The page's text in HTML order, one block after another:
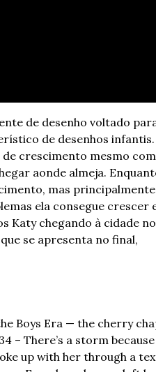
de desenho voltado
de desenhos infantis.
de crescimento mesmo
aonde almeja.
mas
ela consegue crescer
Katy chegando à cidade
se apresenta no final,
Boys Era — the cherry
– There’s a storm
up with her through a